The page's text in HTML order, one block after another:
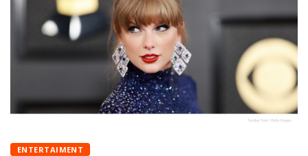
ENTERTAIMENT